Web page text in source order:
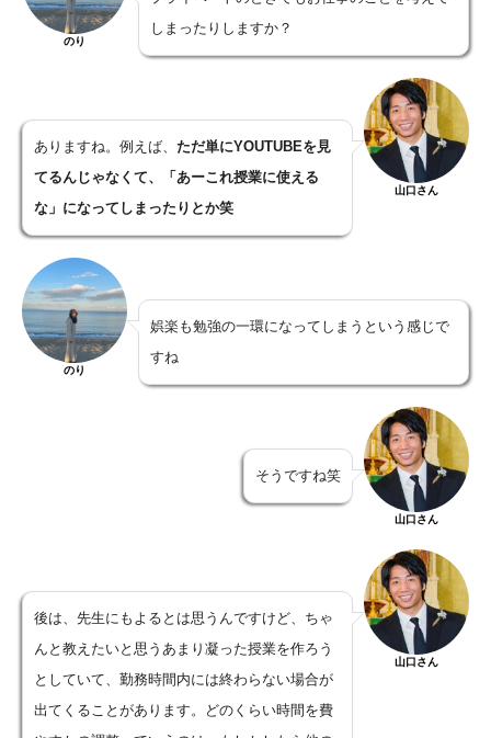
のり
しまったりしますか？
ありますね。例えば、 ただ単にYOUTUBEを見
てるんじゃなくて、「あーこれ授業に使える
な」になってしまったりとか笑
山口さん
のり
娯楽も勉強の一環になってしまうという感じで
すね
そうですね笑
山口さん
後は、先生にもよるとは思うんですけど、ちゃ
んと教えたいと思うあまり凝った授業を作ろう
としていて、勤務時間内には終わらない場合が
出てくることがあります。どのくらい時間を費
山口さん